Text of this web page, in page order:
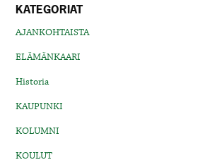
KATEGORIAT
AJANKOHTAISTA
ELÄMÄNKAARI
Historia
KAUPUNKI
KOLUMNI
KOULUT